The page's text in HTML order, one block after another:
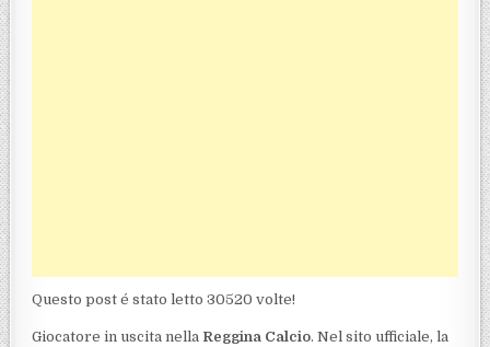
Questo post é stato letto 30520 volte!
Giocatore in uscita nella Reggina Calcio. Nel sito ufficiale, la